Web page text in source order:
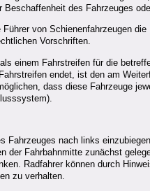
Beschaffenheit des Fahrzeuges
von Schienenfahrzeugen
Vorschriften.
einem Fahrstreifen für die
endet, ist den am
dass diese Fahrzeuge
Fahrzeuges nach links
der Fahrbahnmitte zunächst
Radfahrer können durch
zu verhalten.